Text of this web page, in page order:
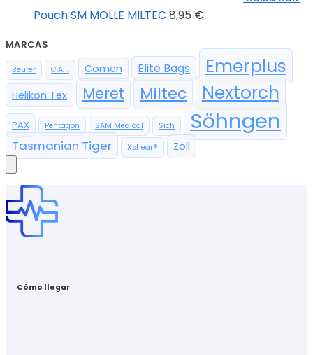
Pouch SM MOLLE MILTEC 8,95 €
MARCAS
Beurer C.A.T. Comen Elite Bags Emerplus
Helikon Tex Meret Miltec Nextorch
PAX Pentagon SAM Medical Sich Söhngen
Tasmanian Tiger Xshear® Zoll
Cómo llegar